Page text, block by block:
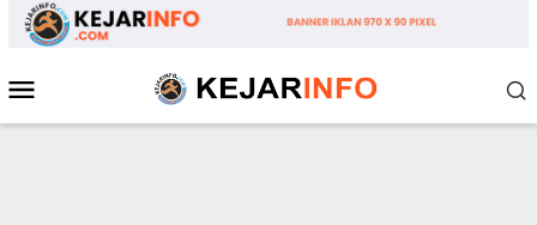
Loncat
Mobile